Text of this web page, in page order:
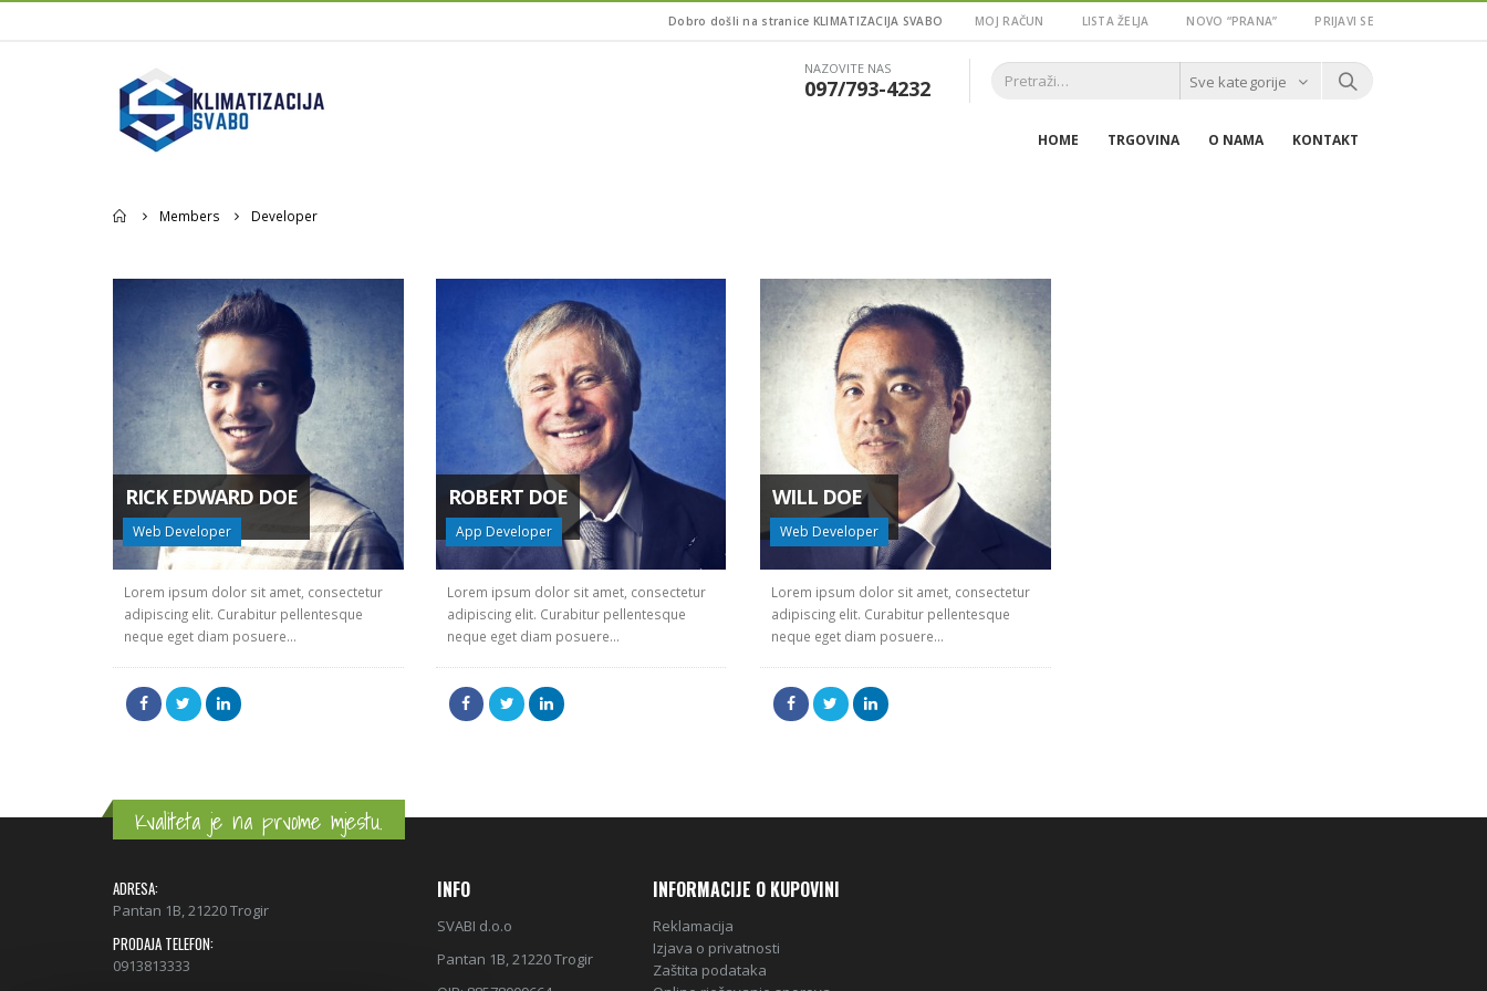
Dobro došli na stranice KLIMATIZACIJA SVABO MOJ RAČUN LISTA ŽELJA NOVO “PRANA” PRIJAVI SE
NAZOVITE NAS
097/793-4232 Sve kategorije
HOME TRGOVINA O NAMA KONTAKT
Home
Members Developer
RICK EDWARD DOE
Web Developer
Lorem ipsum dolor sit amet, consectetur
adipiscing elit. Curabitur pellentesque
neque eget diam posuere...
ROBERT DOE
App Developer
Lorem ipsum dolor sit amet, consectetur
adipiscing elit. Curabitur pellentesque
neque eget diam posuere...
WILL DOE
Web Developer
Lorem ipsum dolor sit amet, consectetur
adipiscing elit. Curabitur pellentesque
neque eget diam posuere...
Kvaliteta je na prvome mjestu.
ADRESA:
Pantan 1B, 21220 Trogir
PRODAJA TELEFON:
0913813333
INFO
SVABI d.o.o
Pantan 1B, 21220 Trogir
INFORMACIJE O KUPOVINI
Reklamacija
Izjava o privatnosti
Zaštita podataka